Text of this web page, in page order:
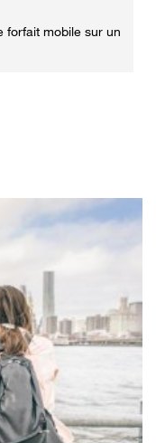
forfait mobile sur un